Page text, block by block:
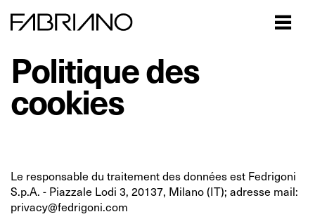
Politique des
cookies
Le responsable du traitement des données est Fedrigoni
S.p.A. - Piazzale Lodi 3, 20137, Milano (IT); adresse mail:
privacy@fedrigoni.com